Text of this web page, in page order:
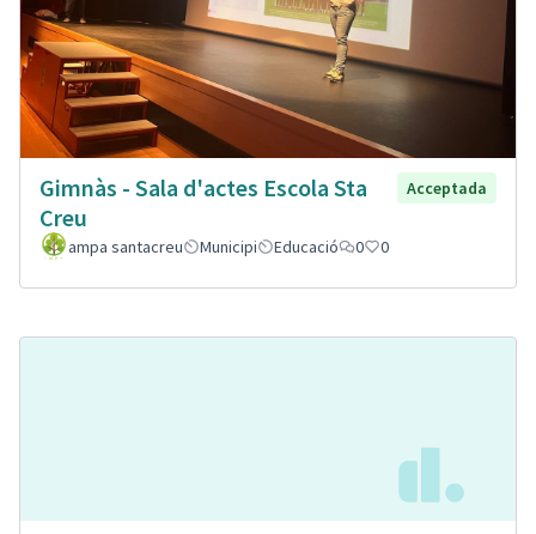
Gimnàs - Sala d'actes Escola Sta
Creu
Acceptada
ampa santacreu Municipi Educació 0 0